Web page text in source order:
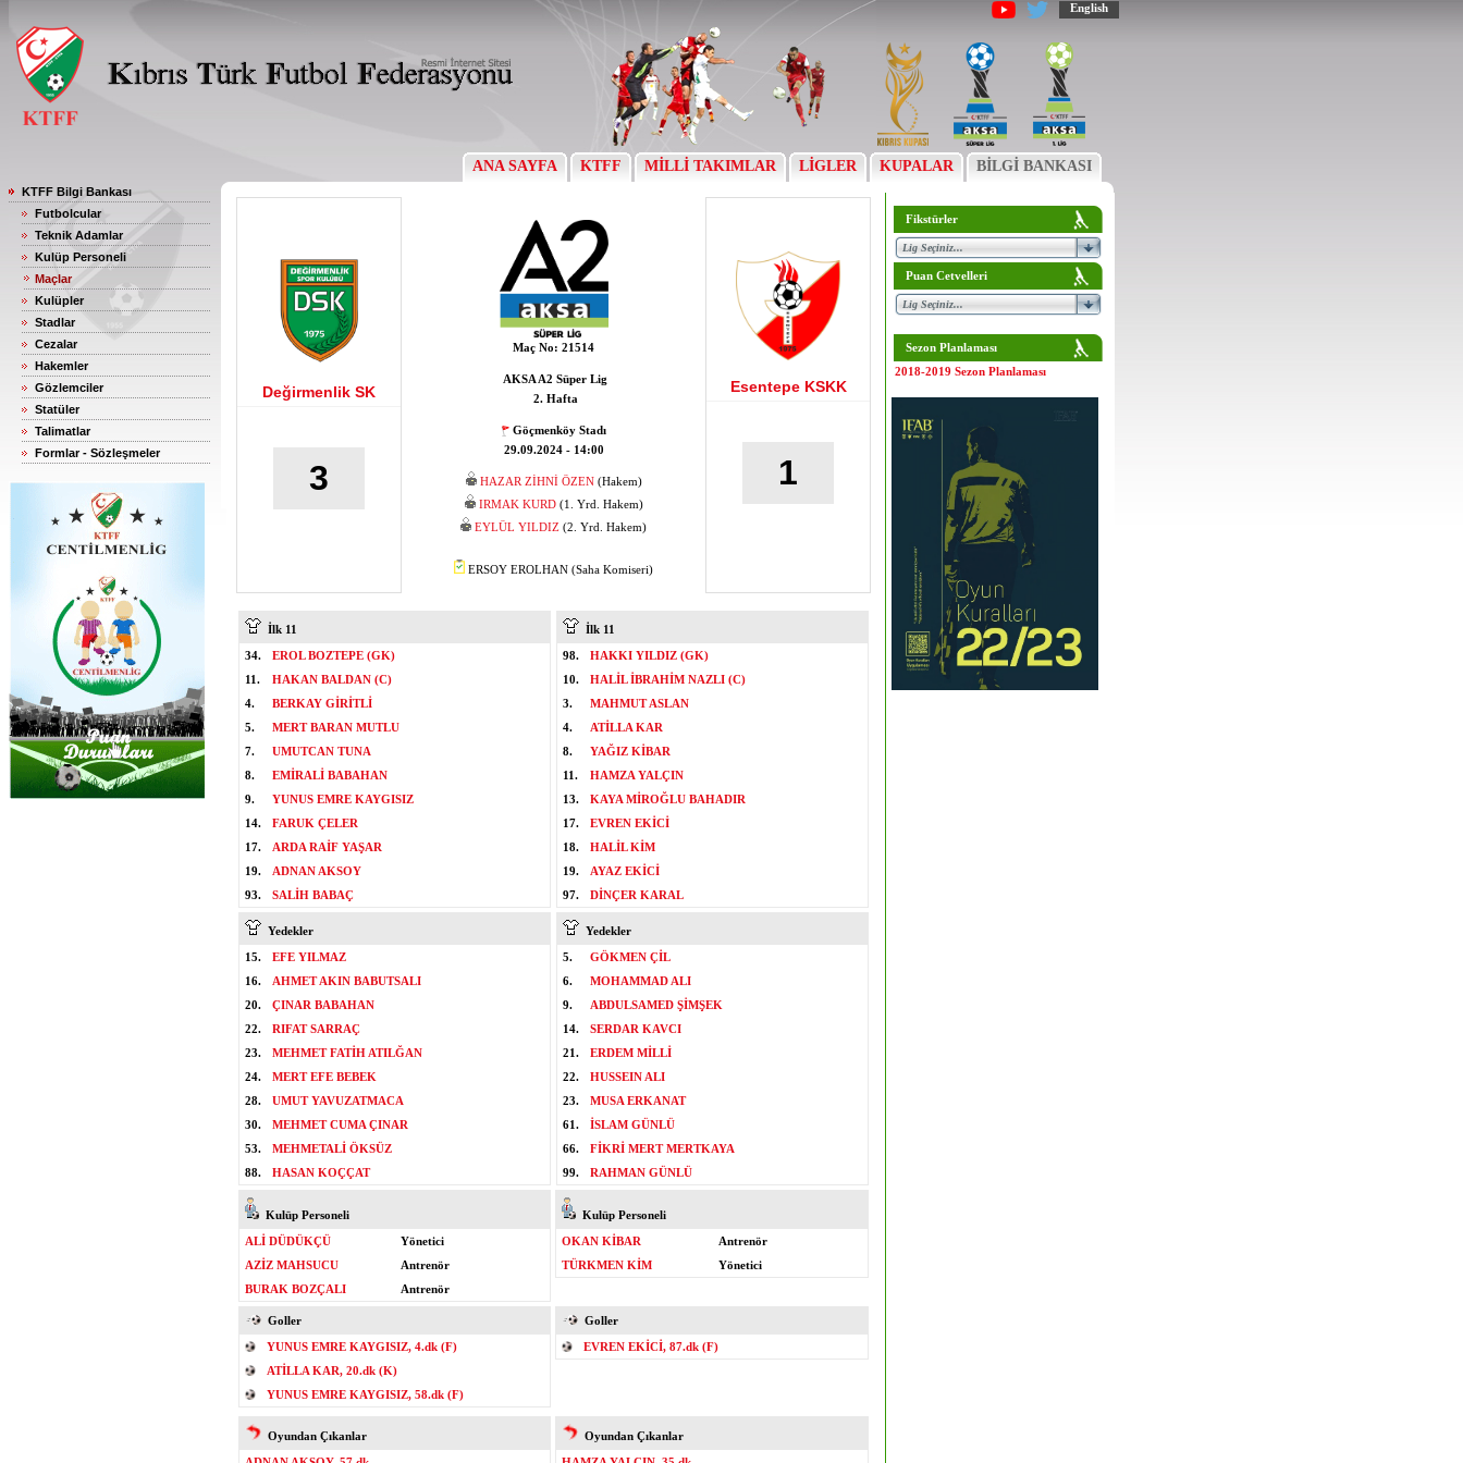
English
ANA SAYFA KTFF MİLLİ TAKIMLAR LİGLER KUPALAR BİLGİ BANKASI
KTFF Bilgi Bankası
Futbolcular
Teknik Adamlar
Kulüp Personeli
Maçlar
Kulüpler
Stadlar
Cezalar
Hakemler
Gözlemciler
Statüler
Talimatlar
Formlar - Sözleşmeler
Değirmenlik SK
3
Maç No: 21514
AKSA A2 Süper Lig
2. Hafta
Göçmenköy Stadı
29.09.2024 - 14:00
HAZAR ZİHNİ ÖZEN(Hakem)
IRMAK KURD(1. Yrd. Hakem)
EYLÜL YILDIZ (2. Yrd. Hakem)
ERSOY EROLHAN (Saha Komiseri)
Esentepe KSKK
1
İlk 11
34.
EROL BOZTEPE (GK)
11.
HAKAN BALDAN (C)
4.
BERKAY GİRİTLİ
5.
MERT BARAN MUTLU
7.
UMUTCAN TUNA
8.
EMİRALİ BABAHAN
9.
YUNUS EMRE KAYGISIZ
14.
FARUK ÇELER
17.
ARDA RAİF YAŞAR
19.
ADNAN AKSOY
93.
SALİH BABAÇ
İlk 11
98.
HAKKI YILDIZ (GK)
10.
HALİL İBRAHİM NAZLI (C)
3.
MAHMUT ASLAN
4.
ATİLLA KAR
8.
YAĞIZ KİBAR
11.
HAMZA YALÇIN
13.
KAYA MİROĞLU BAHADIR
17.
EVREN EKİCİ
18.
HALİL KİM
19.
AYAZ EKİCİ
97.
DİNÇER KARAL
Yedekler
15.
EFE YILMAZ
16.
AHMET AKIN BABUTSALI
20.
ÇINAR BABAHAN
22.
RIFAT SARRAÇ
23.
MEHMET FATİH ATILĞAN
24.
MERT EFE BEBEK
28.
UMUT YAVUZATMACA
30.
MEHMET CUMA ÇINAR
53.
MEHMETALİ ÖKSÜZ
88.
HASAN KOÇÇAT
Yedekler
5.
GÖKMEN ÇİL
6.
MOHAMMAD ALI
9.
ABDULSAMED ŞİMŞEK
14.
SERDAR KAVCI
21.
ERDEM MİLLİ
22.
HUSSEIN ALI
23.
MUSA ERKANAT
61.
İSLAM GÜNLÜ
66.
FİKRİ MERT MERTKAYA
99.
RAHMAN GÜNLÜ
Kulüp Personeli
ALİ DÜDÜKÇÜ
Yönetici
AZİZ MAHSUCU
Antrenör
BURAK BOZÇALI
Antrenör
Kulüp Personeli
OKAN KİBAR
Antrenör
TÜRKMEN KİM
Yönetici
Goller
YUNUS EMRE KAYGISIZ, 4.dk (F)
ATİLLA KAR, 20.dk (K)
YUNUS EMRE KAYGISIZ, 58.dk (F)
Goller
EVREN EKİCİ, 87.dk (F)
Oyundan Çıkanlar
Oyundan Çıkanlar
Fikstürler
Puan Cetvelleri
Sezon Planlaması
2018-2019 Sezon Planlaması